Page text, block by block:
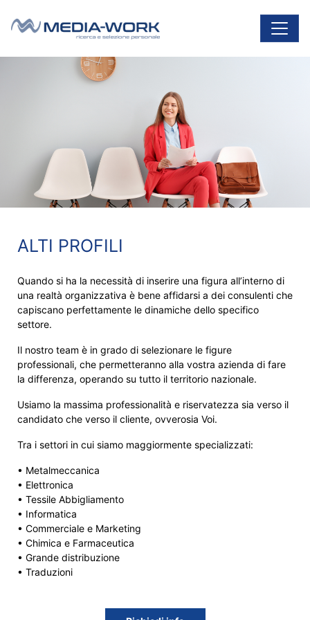
Navigazione principale
ALTI PROFILI
Quando si ha la necessità di inserire una figura all’interno di
una realtà organizzativa è bene affidarsi a dei consulenti che
capiscano perfettamente le dinamiche dello specifico
settore.
Il nostro team è in grado di selezionare le figure
professionali, che permetteranno alla vostra azienda di fare
la differenza, operando su tutto il territorio nazionale.
Usiamo la massima professionalità e riservatezza sia verso il
candidato che verso il cliente, ovverosia Voi.
Tra i settori in cui siamo maggiormente specializzati:
• Metalmeccanica
• Elettronica
• Tessile Abbigliamento
• Informatica
• Commerciale e Marketing
• Chimica e Farmaceutica
• Grande distribuzione
• Traduzioni